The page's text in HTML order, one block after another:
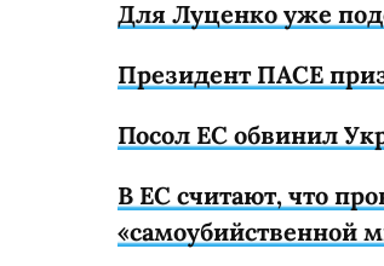
Для Луценко уже
Президент ПАСЕ
Посол ЕС обвинил
В ЕС считают, что
«самоубийственной